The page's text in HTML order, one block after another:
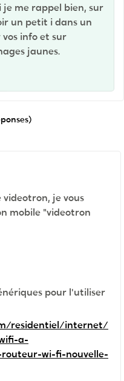
je me rappel bien, sur
un petit i dans un
info et sur
jaunes.
videotron, je vous
mobile "videotron
pour l'utiliser
residentiel/internet/
a-
wi-fi-nouvelle-